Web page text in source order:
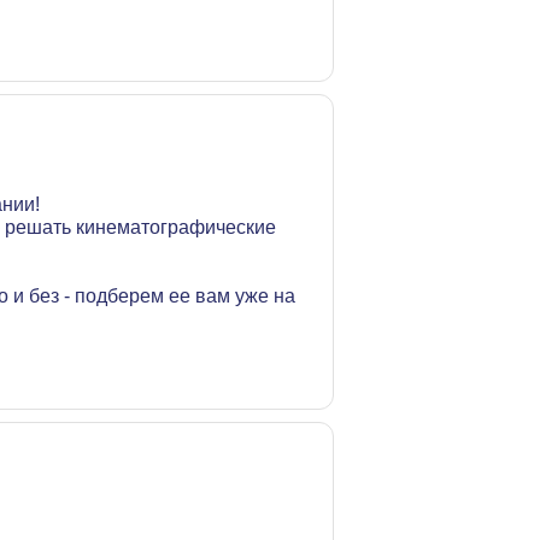
кинематографические
и без - подберем ее вам уже на